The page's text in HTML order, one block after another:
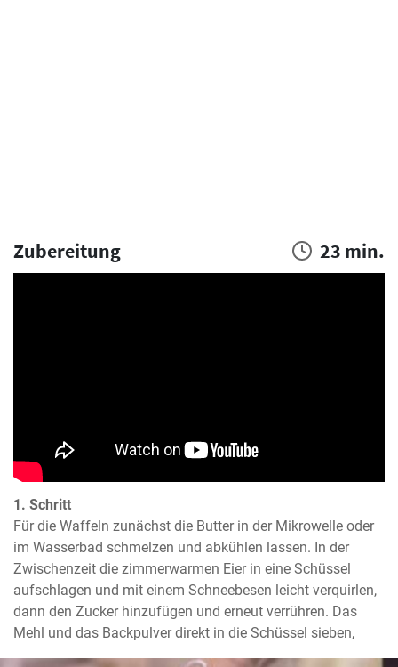
Zubereitung 23 min.
1. Schritt
Für die Waffeln zunächst die Butter in der Mikrowelle oder
im Wasserbad schmelzen und abkühlen lassen. In der
Zwischenzeit die zimmerwarmen Eier in eine Schüssel
aufschlagen und mit einem Schneebesen leicht verquirlen,
dann den Zucker hinzufügen und erneut verrühren. Das
Mehl und das Backpulver direkt in die Schüssel sieben,